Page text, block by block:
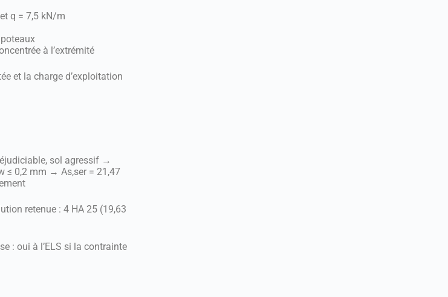
q = 7,5 kN/m
à l’extrémité
et la charge d’exploitation
sol agressif →
≤ 0,2 mm → As,ser = 21,47
retenue : 4 HA 25 (19,63
: oui à l’ELS si la contrainte